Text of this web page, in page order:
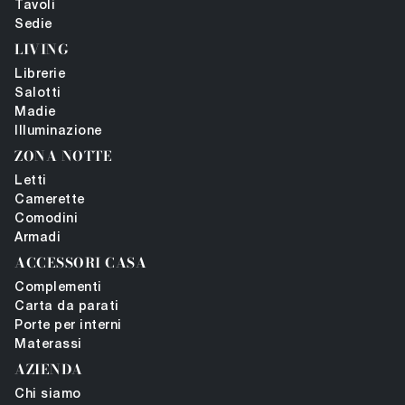
Tavoli
Sedie
LIVING
Librerie
Salotti
Madie
Illuminazione
ZONA NOTTE
Letti
Camerette
Comodini
Armadi
ACCESSORI CASA
Complementi
Carta da parati
Porte per interni
Materassi
AZIENDA
Chi siamo